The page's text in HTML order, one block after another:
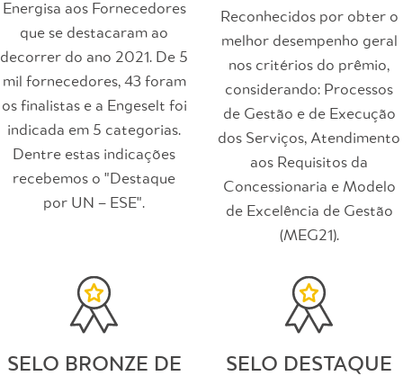
Energisa aos Fornecedores
que se destacaram ao
decorrer do ano 2021. De 5
mil fornecedores, 43 foram
os finalistas e a Engeselt foi
indicada em 5 categorias.
Dentre estas indicações
recebemos o "Destaque
por UN – ESE".
Reconhecidos por obter o
melhor desempenho geral
nos critérios do prêmio,
considerando: Processos
de Gestão e de Execução
dos Serviços, Atendimento
aos Requisitos da
Concessionaria e Modelo
de Excelência de Gestão
(MEG21).
SELO BRONZE DE
SELO DESTAQUE